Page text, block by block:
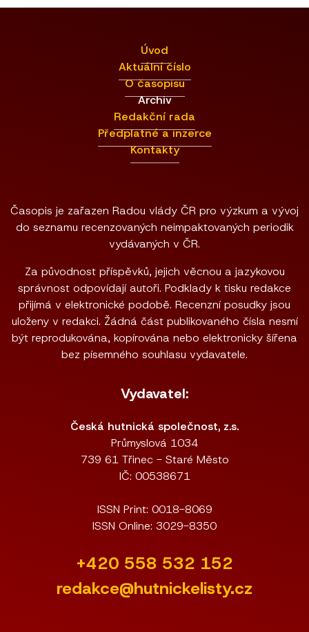
Úvod
Aktuální číslo
O časopisu
Archiv
Redakční rada
Předplatné a inzerce
Kontakty
Časopis je zařazen Radou vlády ČR pro výzkum a vývoj
do seznamu recenzovaných neimpaktovaných periodik
vydávaných v ČR.
Za původnost příspěvků, jejich věcnou a jazykovou
správnost odpovídají autoři. Podklady k tisku redakce
přijímá v elektronické podobě. Recenzní posudky jsou
uloženy v redakci. Žádná část publikovaného čísla nesmí
být reprodukována, kopírována nebo elektronicky šířena
bez písemného souhlasu vydavatele.
Vydavatel:
Česká hutnická společnost, z.s.
Průmyslová 1034
739 61 Třinec - Staré Město
IČ: 00538671
ISSN Print: 0018-8069
ISSN Online: 3029-8350
+420 558 532 152
redakce@hutnickelisty.cz